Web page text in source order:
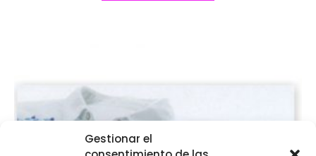
Gestionar el